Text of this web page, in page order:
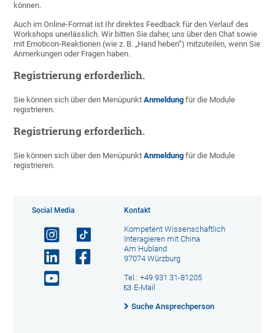
können.
Auch im Online-Format ist Ihr direktes Feedback für den Verlauf des
Workshops unerlässlich. Wir bitten Sie daher, uns über den Chat sowie
mit Emoticon-Reaktionen (wie z. B. „Hand heben“) mitzuteilen, wenn Sie
Anmerkungen oder Fragen haben.
Registrierung erforderlich.
Sie können sich über den MenüpunktAnmeldung für die Module
registrieren.
Registrierung erforderlich.
Sie können sich über den MenüpunktAnmeldung für die Module
registrieren.
Social Media Kontakt
Kompetent Wissenschaftlich
Interagieren mit China
Am Hubland
97074 Würzburg
Tel.: +49 931 31-81205
E-Mail
Suche Ansprechperson